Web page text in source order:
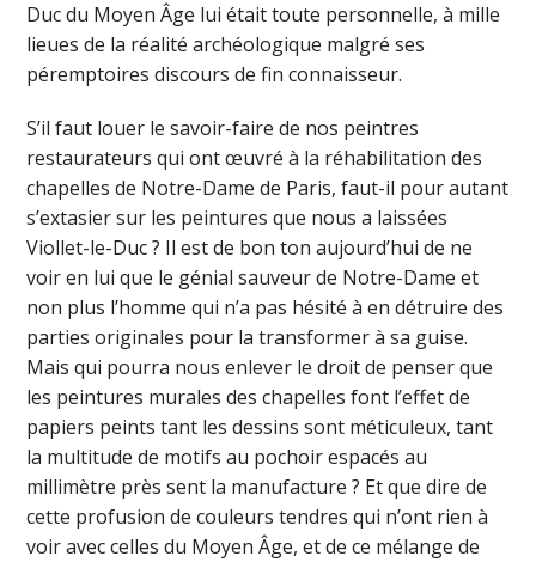
Duc du Moyen Âge lui était toute personnelle, à mille
lieues de la réalité archéologique malgré ses
péremptoires discours de fin connaisseur.
S’il faut louer le savoir-faire de nos peintres
restaurateurs qui ont œuvré à la réhabilitation des
chapelles de Notre-Dame de Paris, faut-il pour autant
s’extasier sur les peintures que nous a laissées
Viollet-le-Duc ? Il est de bon ton aujourd’hui de ne
voir en lui que le génial sauveur de Notre-Dame et
non plus l’homme qui n’a pas hésité à en détruire des
parties originales pour la transformer à sa guise.
Mais qui pourra nous enlever le droit de penser que
les peintures murales des chapelles font l’effet de
papiers peints tant les dessins sont méticuleux, tant
la multitude de motifs au pochoir espacés au
millimètre près sent la manufacture ? Et que dire de
cette profusion de couleurs tendres qui n’ont rien à
voir avec celles du Moyen Âge, et de ce mélange de